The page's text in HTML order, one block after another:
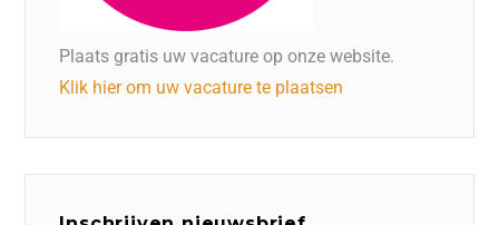
Plaats gratis uw vacature op onze website.
Klik hier om uw vacature te plaatsen